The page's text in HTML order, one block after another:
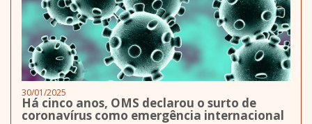
30/01/2025
Há cinco anos, OMS declarou o surto de
coronavírus como emergência internacional